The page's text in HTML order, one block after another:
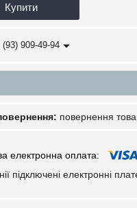
Купити
(93) 909-49-94
повернення
підключені електронні